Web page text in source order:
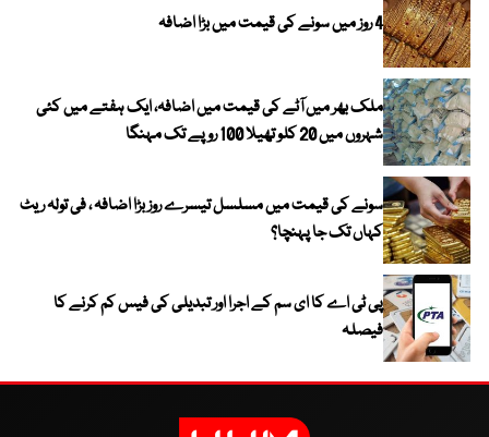
4 روز میں سونے کی قیمت میں بڑا اضافہ
ملک بھر میں آٹے کی قیمت میں اضافہ، ایک ہفتے میں کئی
شہروں میں 20 کلو تھیلا 100 روپے تک مہنگا
سونے کی قیمت میں مسلسل تیسرے روز بڑا اضافہ ، فی تولہ ریٹ
کہاں تک جا پہنچا؟
پی ٹی اے کا ای سم کے اجرا اور تبدیلی کی فیس کم کرنے کا
فیصلہ